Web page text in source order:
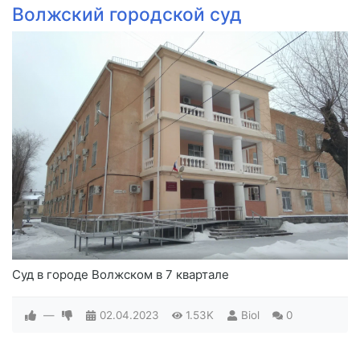
Волжский городской суд
Суд в городе Волжском в 7 квартале
— 02.04.2023 1.53K Biol 0